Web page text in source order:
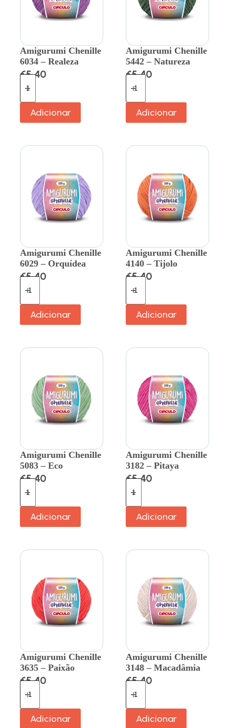
Amigurumi Chenille
6034 – Realeza
€5.40
Adicionar
Amigurumi Chenille
5442 – Natureza
€5.40
Adicionar
Amigurumi Chenille
6029 – Orquídea
€5.40
Adicionar
Amigurumi Chenille
4140 – Tijolo
€5.40
Adicionar
Amigurumi Chenille
5083 – Eco
€5.40
Adicionar
Amigurumi Chenille
3182 – Pitaya
€5.40
Adicionar
Amigurumi Chenille
3635 – Paixão
€5.40
Adicionar
Amigurumi Chenille
3148 – Macadâmia
€5.40
Adicionar